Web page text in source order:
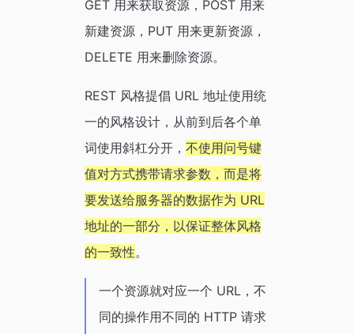
GET 用来获取资源，POST 用来
新建资源，PUT 用来更新资源，
DELETE 用来删除资源。
REST 风格提倡 URL 地址使用统
一的风格设计，从前到后各个单
词使用斜杠分开， 不使用问号键
值对方式携带请求参数，而是将
要发送给服务器的数据作为 URL
地址的一部分，以保证整体风格
的一致性。
一个资源就对应一个 URL，不
同的操作用不同的 HTTP 请求